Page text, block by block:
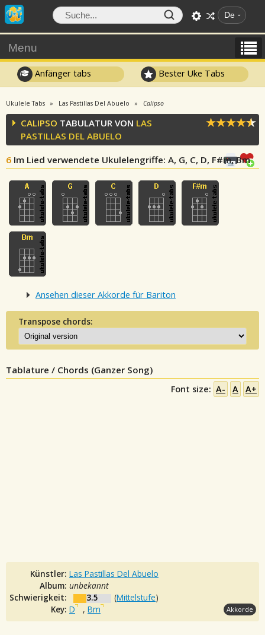
De
Menu
Anfänger tabs Bester Uke Tabs
Ukulele Tabs Las Pastillas Del Abuelo Calipso
CALIPSO TABULATUR VON LAS
PASTILLAS DEL ABUELO
6 Im Lied verwendete Ukulelengriffe: A, G, C, D, F#m, Bm
Ansehen dieser Akkorde für Bariton
Transpose chords:
Tablature / Chords (Ganzer Song)
Font size: A- A A+
Künstler: Las Pastillas Del Abuelo
Album: unbekannt
Schwierigkeit:
3.5 (Mittelstufe)
Key: D , Bm Akkorde